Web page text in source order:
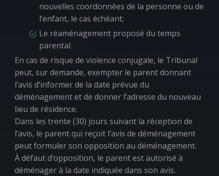
nouvelles coordonnées de la personne ou de
l’enfant, le cas échéant;
Le réaménagement proposé du temps
parental.
En cas de risque de violence conjugale, le Tribunal
peut, sur demande, exempter le parent donnant
l’avis d’informer de la date prévue du
déménagement et de donner l’adresse du nouveau
lieu de résidence.
Dans les trente (30) jours suivant la réception de
l’avis, le parent qui reçoit l’avis de déménagement
peut formuler son opposition au déménagement.
À défaut d’opposition, le parent est autorisé à
déménager à la date indiquée dans son avis.